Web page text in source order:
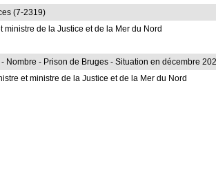
(7-2319)
de la Justice et de la Mer du Nord
- Prison de Bruges - Situation en décembre
et ministre de la Justice et de la Mer du Nord